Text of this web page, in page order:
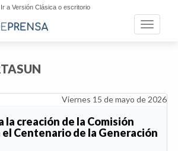
Ir a Versión Clásica o escritorio
Toggle
Viernes 15 de mayo de 2026
la creación de la Comisión
el Centenario de la Generación